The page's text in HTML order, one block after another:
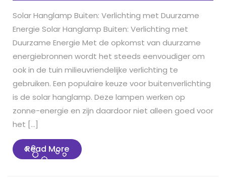
Solar Hanglamp Buiten: Verlichting met Duurzame
Energie Solar Hanglamp Buiten: Verlichting met
Duurzame Energie Met de opkomst van duurzame
energiebronnen wordt het steeds eenvoudiger om
ook in de tuin milieuvriendelijke verlichting te
gebruiken. Een populaire keuze voor buitenverlichting
is de solar hanglamp. Deze lampen werken op
zonne-energie en zijn daardoor niet alleen goed voor
het […]
Read MoreRead
More